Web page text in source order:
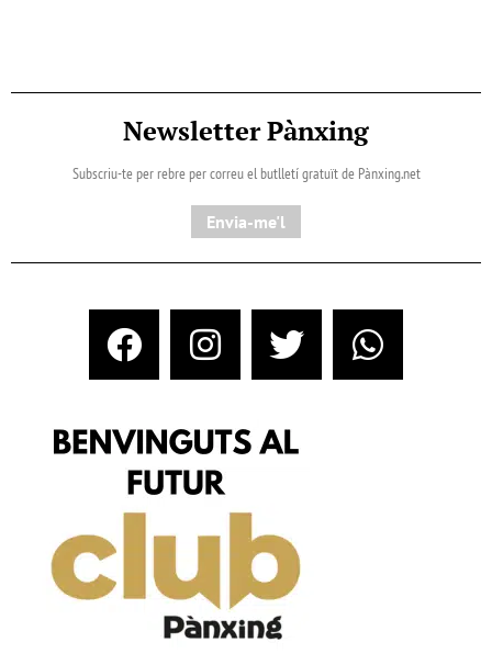
Newsletter Pànxing
Subscriu-te per rebre per correu el butlletí gratuït de Pànxing.net​
Envia-me'l